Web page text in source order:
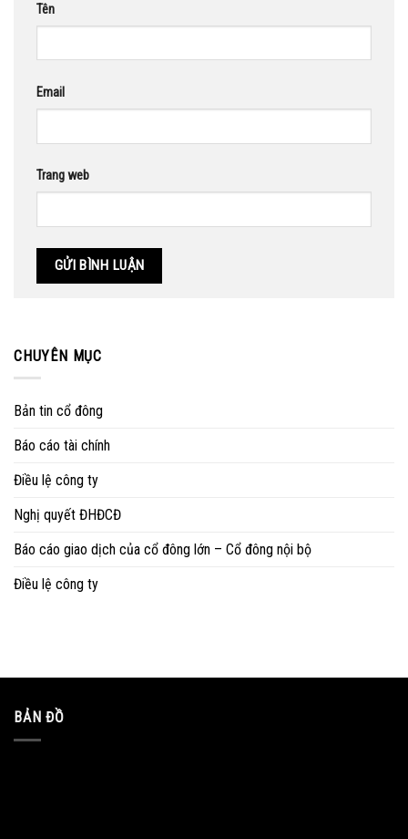
Tên
Email
Trang web
CHUYÊN MỤC
Bản tin cổ đông
Báo cáo tài chính
Điều lệ công ty
Nghị quyết ĐHĐCĐ
Báo cáo giao dịch của cổ đông lớn – Cổ đông nội bộ
Điều lệ công ty
BẢN ĐỒ